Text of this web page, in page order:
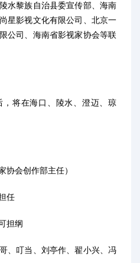
黎族自治县委宣传部、海南
星影视文化有限公司、北京一
公司、海南省影视家协会等联
将在海口、陵水、澄迈、琼
会创作部主任）
任
担纲
叮当、刘亭作、翟小兴、冯